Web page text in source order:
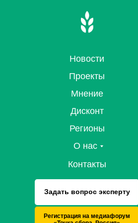
Новости
Проекты
Мнение
Дисконт
Регионы
О нас
Контакты
Задать вопрос эксперту
Регистрация на медиафорум